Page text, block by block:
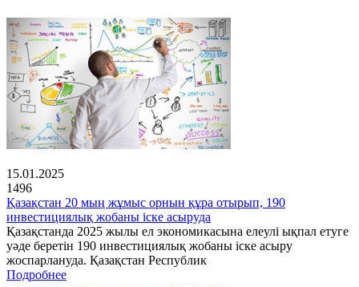
15.01.2025
1496
Қазақстан 20 мың жұмыс орнын құра отырып, 190
инвестициялық жобаны іске асыруда
Қазақстанда 2025 жылы ел экономикасына елеулі ықпал етуге
уәде беретін 190 инвестициялық жобаны іске асыру
жоспарлануда. Қазақстан Республик
Подробнее